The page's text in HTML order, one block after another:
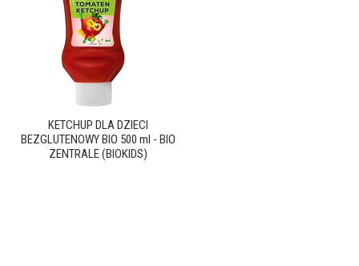
KETCHUP DLA DZIECI
BEZGLUTENOWY BIO 500 ml - BIO
ZENTRALE (BIOKIDS)